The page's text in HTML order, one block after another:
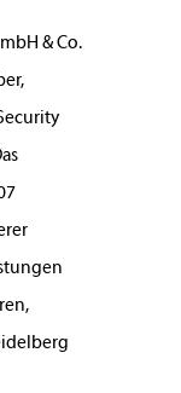
& Co.